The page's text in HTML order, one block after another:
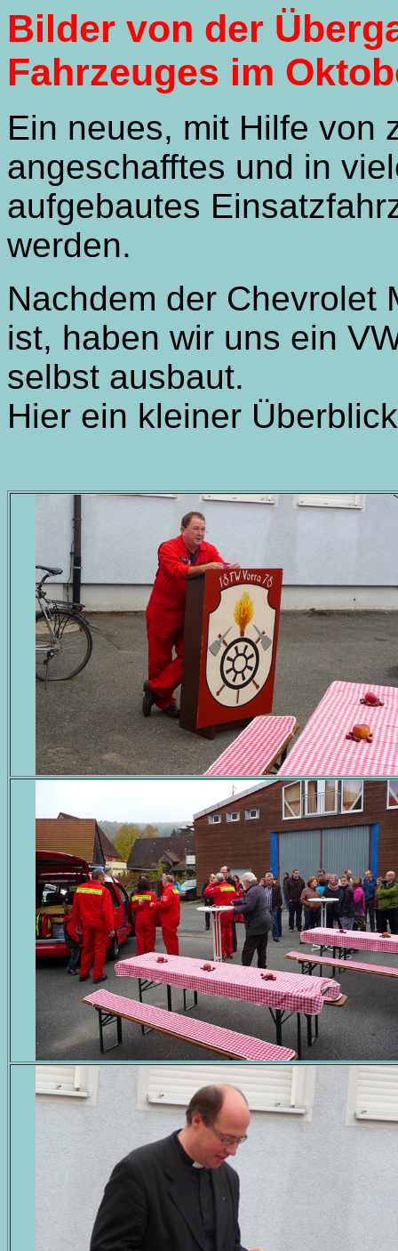
Bilder von der
Fahrzeuges im
Ein neues, mit Hilfe von
angeschafftes und in
aufgebautes
werden.
Nachdem der Chevrolet
ist, haben wir uns ein
selbst ausbaut.
Hier ein kleiner